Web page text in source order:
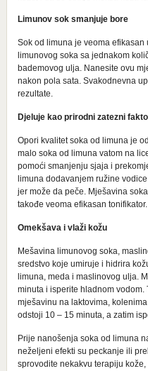
Limunov sok smanjuje bore
Sok od limuna je veoma
limunovog soka sa jednakom
bademovog ulja. Nanesite ovu
nakon pola sata. Svakodnevna
rezultate.
Djeluje kao prirodni zatezni
Opori kvalitet soka od limuna je
malo soka od limuna vatom na
pomoći smanjenju sjaja i
limuna dodavanjem ružine
jer može da peče. Mješavina
takođe veoma efikasan tonifikator.
Omekšava i vlaži kožu
Mešavina limunovog soka,
sredstvo koje umiruje i hidrira
limuna, meda i maslinovog ulja.
minuta i isperite hladnom
mješavinu na laktovima,
odstoji 10 – 15 minuta, a zatim
Prije nanošenja soka od limuna
neželjeni efekti su peckanje ili
sprovodite nekakvu terapiju